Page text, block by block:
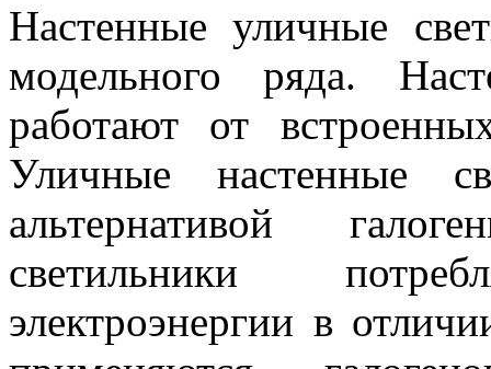
Настенные уличные
модельного ряда.
работают от
Уличные настенные
альтернативой
светильники
электроэнергии в